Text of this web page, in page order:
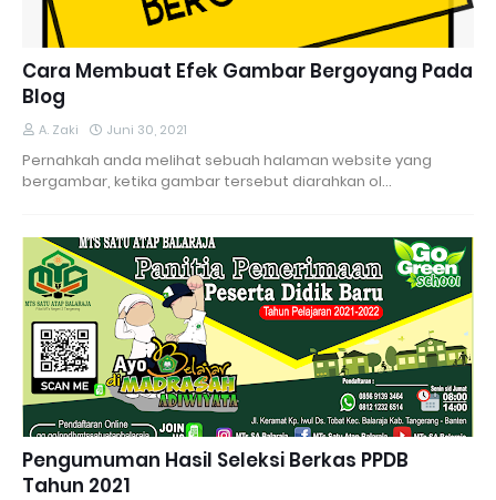
Cara Membuat Efek Gambar Bergoyang Pada
Blog
A. Zaki Juni 30, 2021
Pernahkah anda melihat sebuah halaman website yang
bergambar, ketika gambar tersebut diarahkan ol…
Pengumuman Hasil Seleksi Berkas PPDB
Tahun 2021